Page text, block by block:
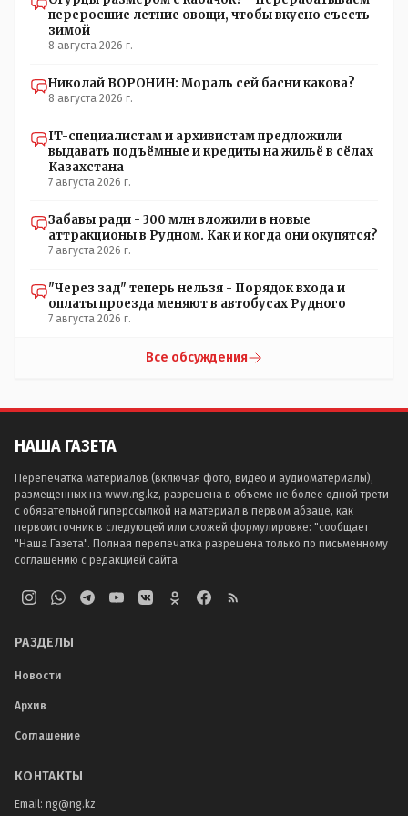
именно АРХИВАРИУСАМ - понятие не имею- допустим
все мои архивы по работе и по семейной жизни -
помещаются в одну дешёвую китайскую флешку
Впрочем, не надо гадать: - это замутили УМНЫЕ люди
наверху , близко расположенные к гос.бюджету-
переросшие летние овощи, чтобы вкусно съесть
зимой
8 августа 2026 г.
Николай ВОРОНИН: Мораль сей басни какова?
8 августа 2026 г.
IT-специалистам и архивистам предложили
выдавать подъёмные и кредиты на жильё в сёлах
Казахстана
7 августа 2026 г.
Забавы ради - 300 млн вложили в новые
аттракционы в Рудном. Как и когда они окупятся?
7 августа 2026 г.
"Через зад" теперь нельзя - Порядок входа и
оплаты проезда меняют в автобусах Рудного
7 августа 2026 г.
Все обсуждения
НАША ГАЗЕТА
Перепечатка материалов (включая фото, видео и аудиоматериалы),
размещенных на www.ng.kz, разрешена в объеме не более одной трети
с обязательной гиперссылкой на материал в первом абзаце, как
первоисточник в следующей или схожей формулировке: "сообщает
"Наша Газета". Полная перепечатка разрешена только по письменному
соглашению с редакцией сайта
РАЗДЕЛЫ
Новости
Архив
Соглашение
КОНТАКТЫ
Email: ng@ng.kz